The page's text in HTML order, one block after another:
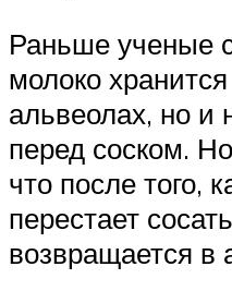
Раньше ученые
молоко
альвеолах, но и
перед соском.
что после того,
перестает
возвращается в